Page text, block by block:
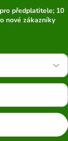
předplatitele; 10
nové zákazníky